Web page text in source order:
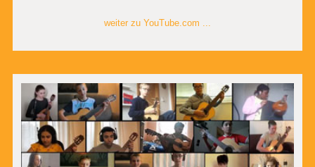
weiter zu YouTube.com ...